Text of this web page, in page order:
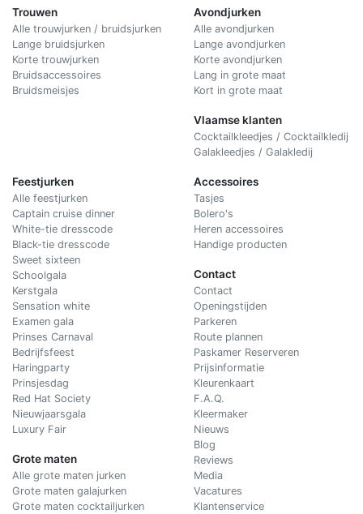
Trouwen
Alle trouwjurken / bruidsjurken
Lange bruidsjurken
Korte trouwjurken
Bruidsaccessoires
Bruidsmeisjes
Avondjurken
Alle avondjurken
Lange avondjurken
Korte avondjurken
Lang in grote maat
Kort in grote maat
Vlaamse klanten
Cocktailkleedjes / Cocktailkledij
Galakleedjes / Galakledij
Feestjurken
Alle feestjurken
Captain cruise dinner
White-tie dresscode
Black-tie dresscode
Sweet sixteen
Schoolgala
Kerstgala
Sensation white
Examen gala
Prinses Carnaval
Bedrijfsfeest
Haringparty
Prinsjesdag
Red Hat Society
Nieuwjaarsgala
Luxury Fair
Grote maten
Alle grote maten jurken
Grote maten galajurken
Grote maten cocktailjurken
Accessoires
Tasjes
Bolero's
Heren accessoires
Handige producten
Contact
Contact
Openingstijden
Parkeren
Route plannen
Paskamer Reserveren
Prijsinformatie
Kleurenkaart
F.A.Q.
Kleermaker
Nieuws
Blog
Reviews
Media
Vacatures
Klantenservice